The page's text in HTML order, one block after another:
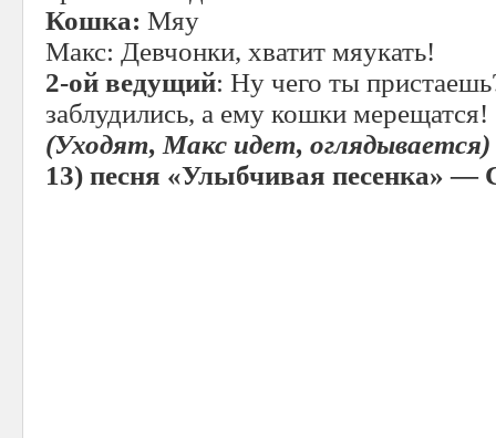
Кошка: Мяу
Макс: Девчонки, хватит мяукать!
2-ой ведущий: Ну чего ты
заблудились, а ему кошки мерещатся!
(Уходят, Макс идет, оглядывается)
13) песня «Улыбчивая песенка» —